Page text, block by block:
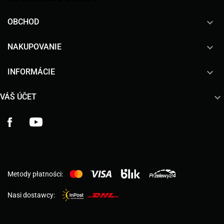
OBCHOD 
NAKUPOVANIE 
INFORMÁCIE 
VÁŠ ÚČET 
Facebook
Metody płatności:
Nasi dostawcy: